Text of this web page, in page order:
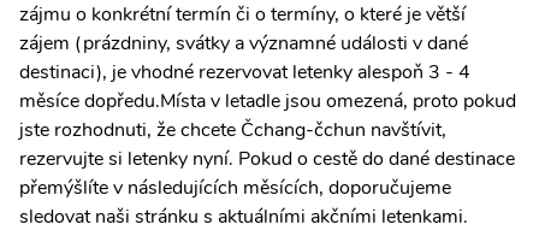
zájmu o konkrétní termín či o termíny, o které je větší
zájem (prázdniny, svátky a významné události v dané
destinaci), je vhodné rezervovat letenky alespoň 3 - 4
měsíce dopředu.Místa v letadle jsou omezená, proto pokud
jste rozhodnuti, že chcete Čchang-čchun navštívit,
rezervujte si letenky nyní. Pokud o cestě do dané destinace
přemýšlíte v následujících měsících, doporučujeme
sledovat naši stránku s aktuálními akčními letenkami.